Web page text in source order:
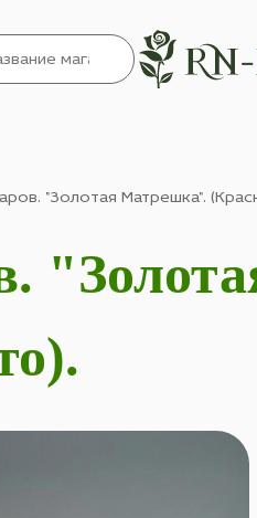
"Золотая Матрешка".